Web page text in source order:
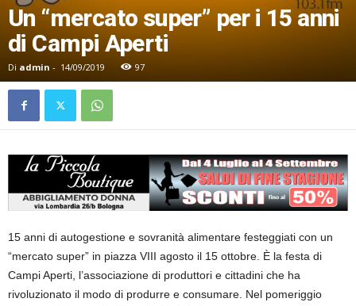
Un “mercato super” per i 15 anni
di Campi Aperti
Di admin - 14/09/2019 97
15 anni di autogestione e sovranità alimentare festeggiati con un
“mercato super” in piazza VIII agosto il 15 ottobre. È la festa di
Campi Aperti, l’associazione di produttori e cittadini che ha
rivoluzionato il modo di produrre e consumare. Nel pomeriggio